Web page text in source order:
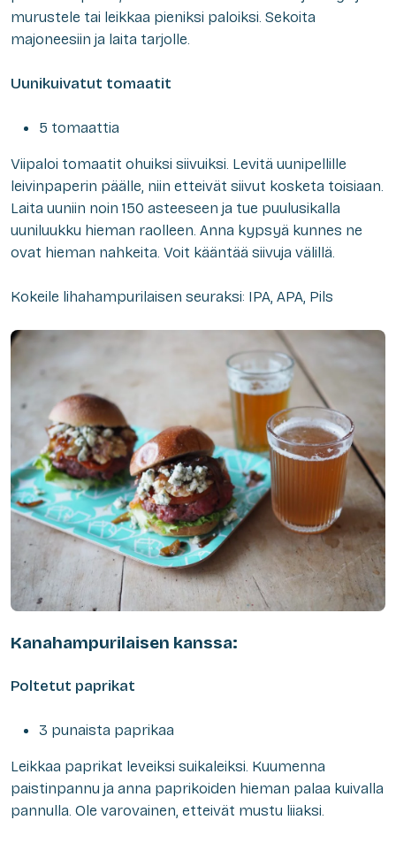
murustele tai leikkaa pieniksi paloiksi. Sekoita
majoneesiin ja laita tarjolle.
Uunikuivatut tomaatit
5 tomaattia
Viipaloi tomaatit ohuiksi siivuiksi. Levitä uunipellille
leivinpaperin päälle, niin etteivät siivut kosketa toisiaan.
Laita uuniin noin 150 asteeseen ja tue puulusikalla
uuniluukku hieman raolleen. Anna kypsyä kunnes ne
ovat hieman nahkeita. Voit kääntää siivuja välillä.
Kokeile lihahampurilaisen seuraksi: IPA, APA, Pils
Kanahampurilaisen kanssa:
Poltetut paprikat
3 punaista paprikaa
Leikkaa paprikat leveiksi suikaleiksi. Kuumenna
paistinpannu ja anna paprikoiden hieman palaa kuivalla
pannulla. Ole varovainen, etteivät mustu liiaksi.